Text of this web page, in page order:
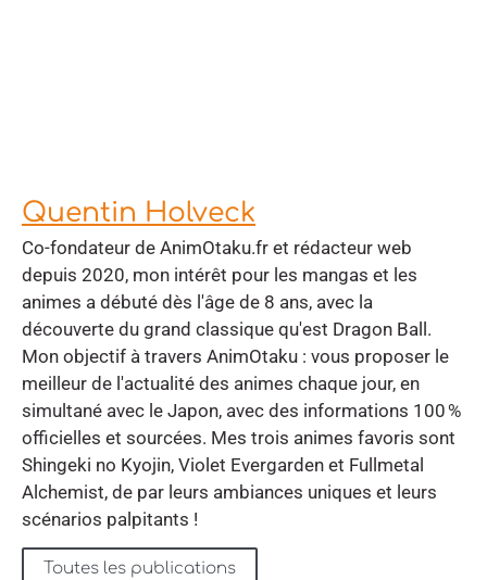
Quentin Holveck
Co-fondateur de AnimOtaku.fr et rédacteur web
depuis 2020, mon intérêt pour les mangas et les
animes a débuté dès l'âge de 8 ans, avec la
découverte du grand classique qu'est Dragon Ball.
Mon objectif à travers AnimOtaku : vous proposer le
meilleur de l'actualité des animes chaque jour, en
simultané avec le Japon, avec des informations 100 %
officielles et sourcées. Mes trois animes favoris sont
Shingeki no Kyojin, Violet Evergarden et Fullmetal
Alchemist, de par leurs ambiances uniques et leurs
scénarios palpitants !
Toutes les publications